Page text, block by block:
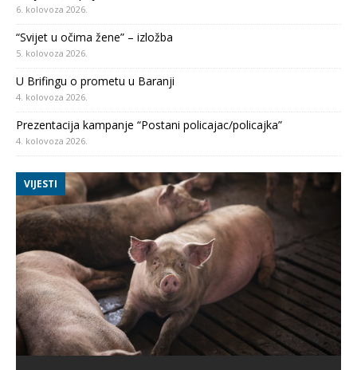
6. kolovoza 2026.
“Svijet u očima žene” – izložba
5. kolovoza 2026.
U Brifingu o prometu u Baranji
4. kolovoza 2026.
Prezentacija kampanje “Postani policajac/policajka”
4. kolovoza 2026.
VIJESTI